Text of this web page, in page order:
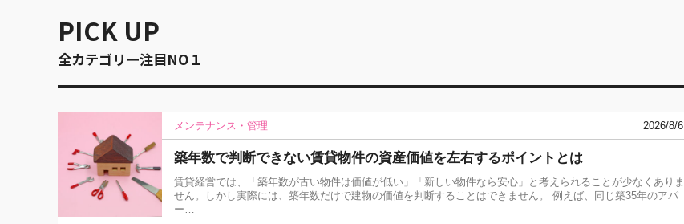
PICK UP
全カテゴリー注目NO１
メンテナンス・管理 2026/8/6
築年数で判断できない賃貸物件の資産価値を左右するポイントとは
賃貸経営では、「築年数が古い物件は価値が低い」「新しい物件なら安心」と考えられることが少なくありま
せん。しかし実際には、築年数だけで建物の価値を判断することはできません。 例えば、同じ築35年のアパ
ー…